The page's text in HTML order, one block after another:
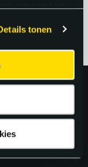
website blijft
tonen